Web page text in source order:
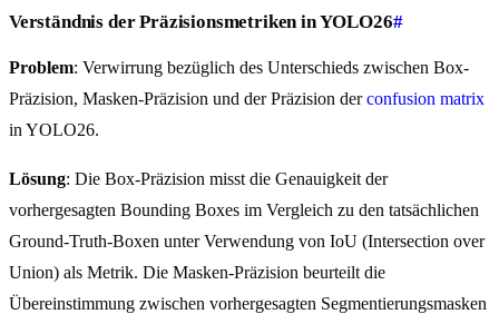
Verständnis der Präzisionsmetriken in YOLO26#
Problem: Verwirrung bezüglich des Unterschieds zwischen Box-
Präzision, Masken-Präzision und der Präzision derconfusion matrix
in YOLO26.
Lösung: Die Box-Präzision misst die Genauigkeit der
vorhergesagten Bounding Boxes im Vergleich zu den tatsächlichen
Ground-Truth-Boxen unter Verwendung von IoU (Intersection over
Union) als Metrik. Die Masken-Präzision beurteilt die
Übereinstimmung zwischen vorhergesagten Segmentierungsmasken